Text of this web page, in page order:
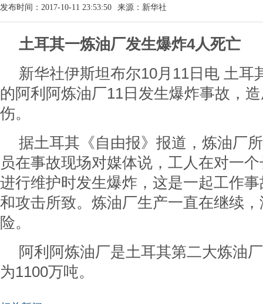
发布时间：2017-10-11 23:53:50 来源：新华社
土耳其一炼油厂发生爆炸4人死亡
新华社伊斯坦布尔10月11日电 土耳
的阿利阿炼油厂11日发生爆炸事故，
伤。
据土耳其《自由报》报道，炼油厂
员在事故现场对媒体说，工人在对一
进行维护时发生爆炸，这是一起工作
和攻击所致。炼油厂生产一直在继续
险。
阿利阿炼油厂是土耳其第二大炼油
为1100万吨。